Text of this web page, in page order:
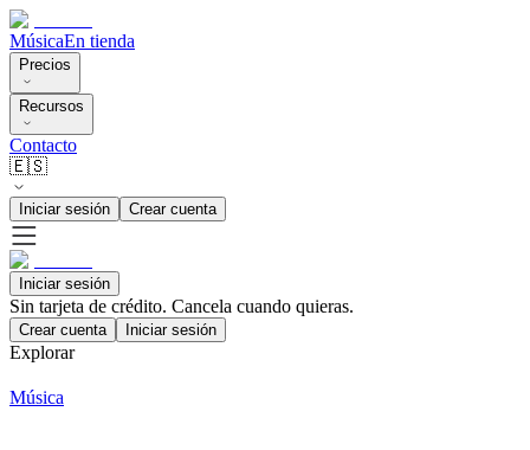
MúsicaEn tienda
Precios
Recursos
Contacto
🇪🇸
Iniciar sesión Crear cuenta
Iniciar sesión
Sin tarjeta de crédito. Cancela cuando quieras.
Crear cuenta Iniciar sesión
Explorar
Música